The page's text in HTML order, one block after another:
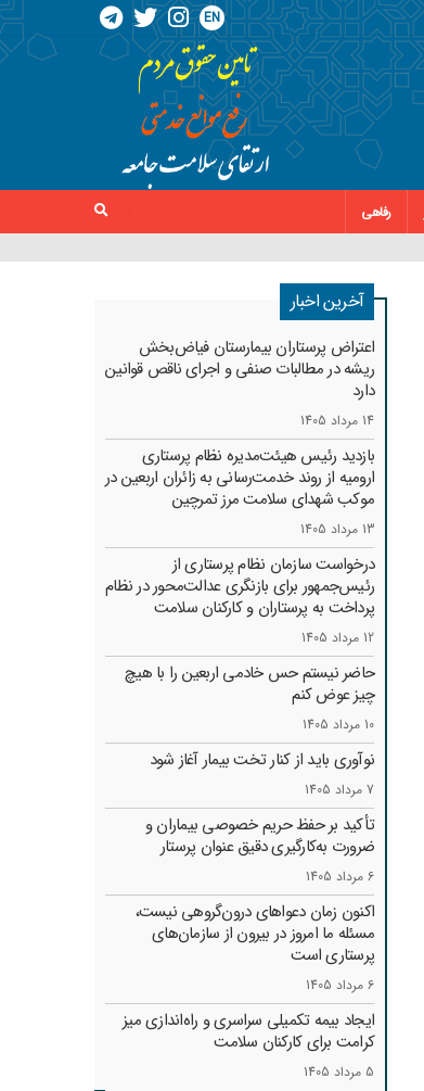
EN
رفاهی
آخرین اخبار
اعتراض پرستاران بیمارستان فیاض‌بخش
ریشه در مطالبات صنفی و اجرای ناقص قوانین
دارد
14 مرداد 1405
بازدید رئیس هیئت‌مدیره نظام پرستاری
ارومیه از روند خدمت‌رسانی به زائران اربعین در
موکب شهدای سلامت مرز تمرچین
13 مرداد 1405
درخواست سازمان نظام پرستاری از
رئیس‌جمهور برای بازنگری عدالت‌محور در نظام
پرداخت به پرستاران و کارکنان سلامت
12 مرداد 1405
حاضر نیستم حس خادمی اربعین را با هیچ
چیز عوض کنم
10 مرداد 1405
نوآوری باید از کنار تخت بیمار آغاز شود
7 مرداد 1405
تأکید بر حفظ حریم خصوصی بیماران و
ضرورت به‌کارگیری دقیق عنوان پرستار
6 مرداد 1405
اکنون زمان دعواهای درون‌گروهی نیست،
مسئله ما امروز در بیرون از سازمان‌های
پرستاری است
6 مرداد 1405
ایجاد بیمه تکمیلی سراسری و راه‌اندازی میز
کرامت برای کارکنان سلامت
5 مرداد 1405